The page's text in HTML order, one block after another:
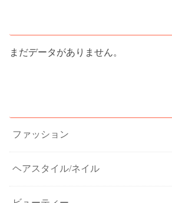
まだデータがありません。
ファッション
ヘアスタイル/ネイル